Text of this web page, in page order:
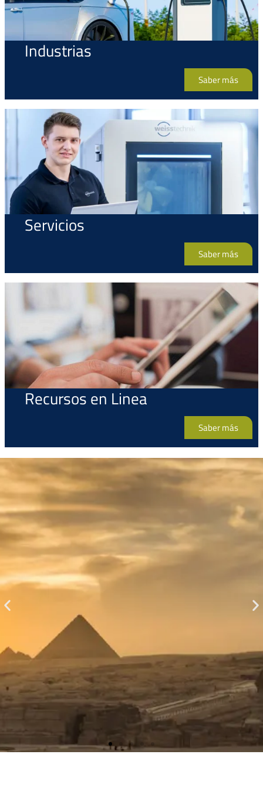
Industrias
Saber más
Servicios
Saber más
Recursos en Linea
Saber más